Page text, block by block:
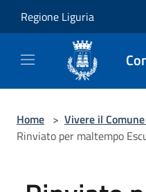
Regione Liguria
Home > Vivere il Comune
Rinviato per maltempo